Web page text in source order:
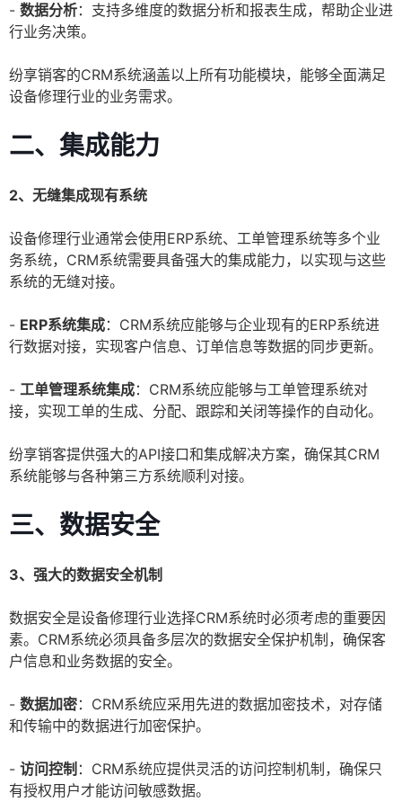
- 数据分析：支持多维度的数据分析和报表生成，帮助企业进
行业务决策。
纷享销客的CRM系统涵盖以上所有功能模块，能够全面满足
设备修理行业的业务需求。
二、集成能力
2、无缝集成现有系统
设备修理行业通常会使用ERP系统、工单管理系统等多个业
务系统，CRM系统需要具备强大的集成能力，以实现与这些
系统的无缝对接。
- ERP系统集成：CRM系统应能够与企业现有的ERP系统进
行数据对接，实现客户信息、订单信息等数据的同步更新。
- 工单管理系统集成：CRM系统应能够与工单管理系统对
接，实现工单的生成、分配、跟踪和关闭等操作的自动化。
纷享销客提供强大的API接口和集成解决方案，确保其CRM
系统能够与各种第三方系统顺利对接。
三、数据安全
3、强大的数据安全机制
数据安全是设备修理行业选择CRM系统时必须考虑的重要因
素。CRM系统必须具备多层次的数据安全保护机制，确保客
户信息和业务数据的安全。
- 数据加密：CRM系统应采用先进的数据加密技术，对存储
和传输中的数据进行加密保护。
- 访问控制 ：CRM系统应提供灵活的访问控制机制，确保只
有授权用户才能访问敏感数据。